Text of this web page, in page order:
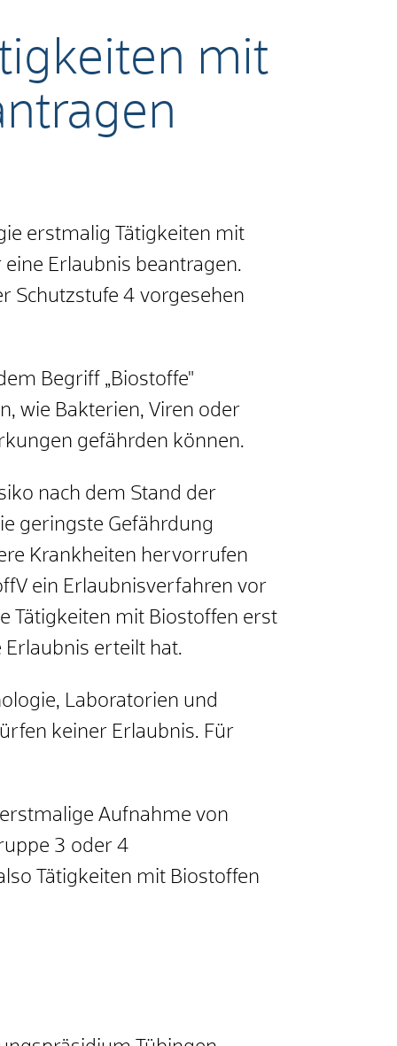
mit
erstmalig Tätigkeiten mit
Erlaubnis beantragen.
Schutzstufe 4 vorgesehen
Begriff „Biostoffe"
wie Bakterien, Viren oder
gefährden können.
nach dem Stand der
geringste Gefährdung
Krankheiten hervorrufen
ein Erlaubnisverfahren vor
Tätigkeiten mit Biostoffen erst
erteilt hat.
Laboratorien und
keiner Erlaubnis. Für
Aufnahme von
3 oder 4
Tätigkeiten mit Biostoffen